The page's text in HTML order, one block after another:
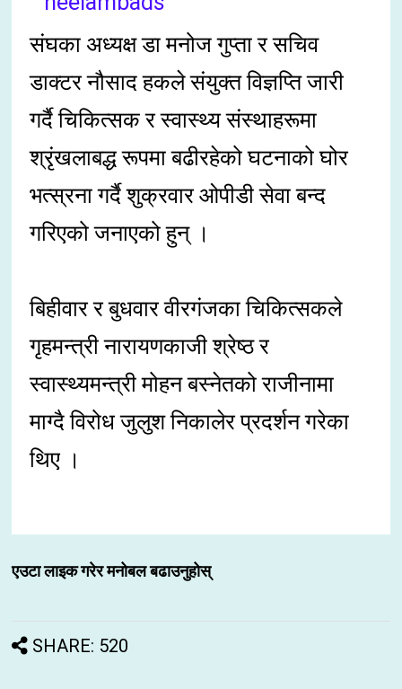
संघका अध्यक्ष डा मनोज गुप्ता र सचिव
डाक्टर नौसाद हकले संयुक्त विज्ञप्ति जारी
गर्दै चिकित्सक र स्वास्थ्य संस्थाहरूमा
श्रृंखलाबद्ध रूपमा बढीरहेको घटनाको घोर
भत्स्रना गर्दै शुक्रवार ओपीडी सेवा बन्द
गरिएको जनाएको हुन् ।
बिहीवार र बुधवार वीरगंजका चिकित्सकले
गृहमन्त्री नारायणकाजी श्रेष्ठ र
स्वास्थ्यमन्त्री मोहन बस्नेतको राजीनामा
माग्दै विरोध जुलुश निकालेर प्रदर्शन गरेका
थिए ।
एउटा लाइक गरेर मनोबल बढाउनुहोस्
SHARE: 520